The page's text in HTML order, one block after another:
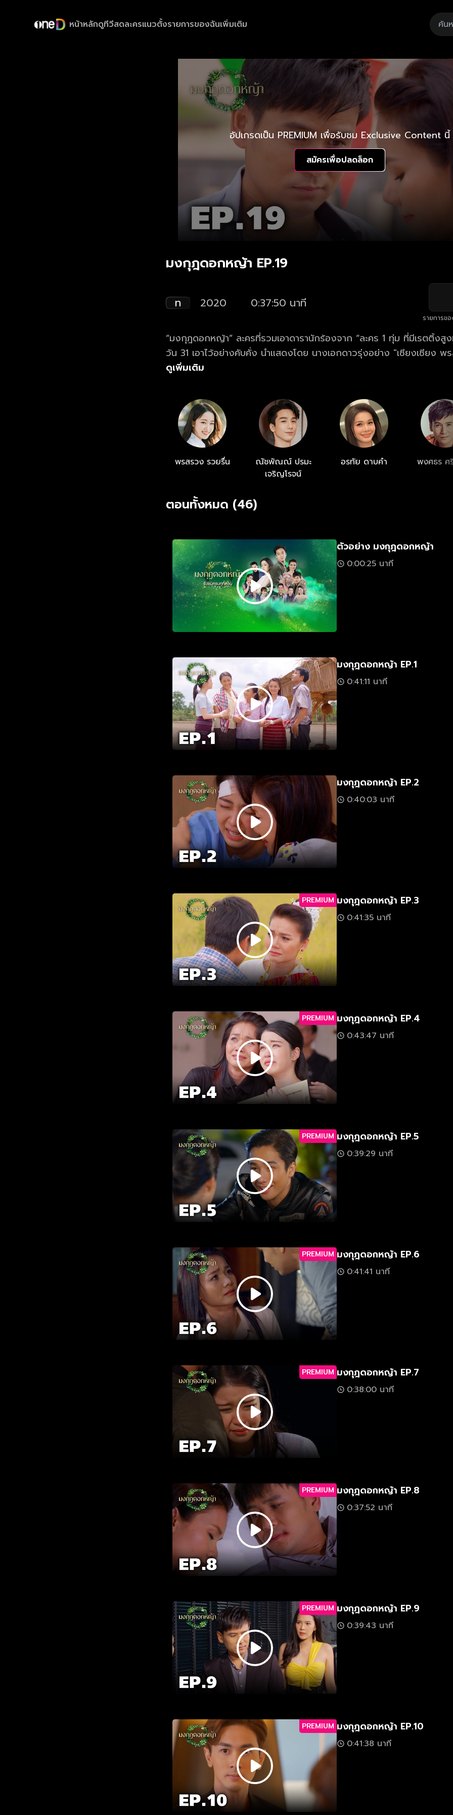
หน้าหลักดูทีวีสดละครแนวตั้งรายการของฉันเพิ่มเติม
อัปเกรดเป็น PREMIUM เพื่อรับชม Exclusive Content นี้
สมัครเพื่อปลดล็อก
มงกุฎดอกหญ้า EP.19
ท 2020 0:37:50 นาที
รายการข
“มงกุฎดอกหญ้า” ละครที่รวมเอาดารานักร้องจาก “ละคร 1 ทุ่ม ที่มีเรตติ้งสู
วัน 31 เอาไว้อย่างคับคั่ง นำแสดงโดย นางเอกดาวรุ่งอย่าง "เซียงเซียง พ
กับ "ปีโป้ ณัชพัณณ์" พระเอกหนุ่มหน้าใสขวัญใจคนดู...เรื่องราวความขัดแย้ง
เห็นใจและพยายามช่วยเหลือนักร้องสาวและเหล่าพี่น้องอย่างสุดกำลัง กลายเ
เสียงเพลงของหมู่เฮาที่น่าติดตาม!
ดูเพิ่มเติม
พรสรวง รวยรื่น
ณัชพัณณ์ ปรมะ
เจริญโรจน์
อรทัย ดาบคำ พงศธร ศ
ตอนทั้งหมด (46)
ตัวอย่าง มงกุฎดอกหญ้า
0:00:25 นาที
มงกุฎดอกหญ้า EP.1
0:41:11 นาที
มงกุฎดอกหญ้า EP.2
0:40:03 นาที
PREMIUM มงกุฎดอกหญ้า EP.3
0:41:35 นาที
PREMIUM มงกุฎดอกหญ้า EP.4
0:43:47 นาที
PREMIUM มงกุฎดอกหญ้า EP.5
0:39:29 นาที
PREMIUM มงกุฎดอกหญ้า EP.6
0:41:41 นาที
PREMIUM มงกุฎดอกหญ้า EP.7
0:38:00 นาที
PREMIUM มงกุฎดอกหญ้า EP.8
0:37:52 นาที
PREMIUM มงกุฎดอกหญ้า EP.9
0:39:43 นาที
PREMIUM มงกุฎดอกหญ้า EP.10
0:41:38 นาที